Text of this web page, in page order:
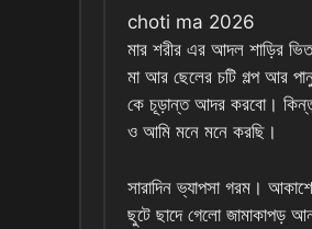
choti ma 2026
মার শরীর এর আদল শাড়ির
মা আর ছেলের চটি গল্প আর
কে চূড়ান্ত আদর করবো। কিন্তু
ও আমি মনে মনে করছি।
সারাদিন ভ্যাপসা গরম।
ছুটে ছাদে গেলো জামাকাপড়